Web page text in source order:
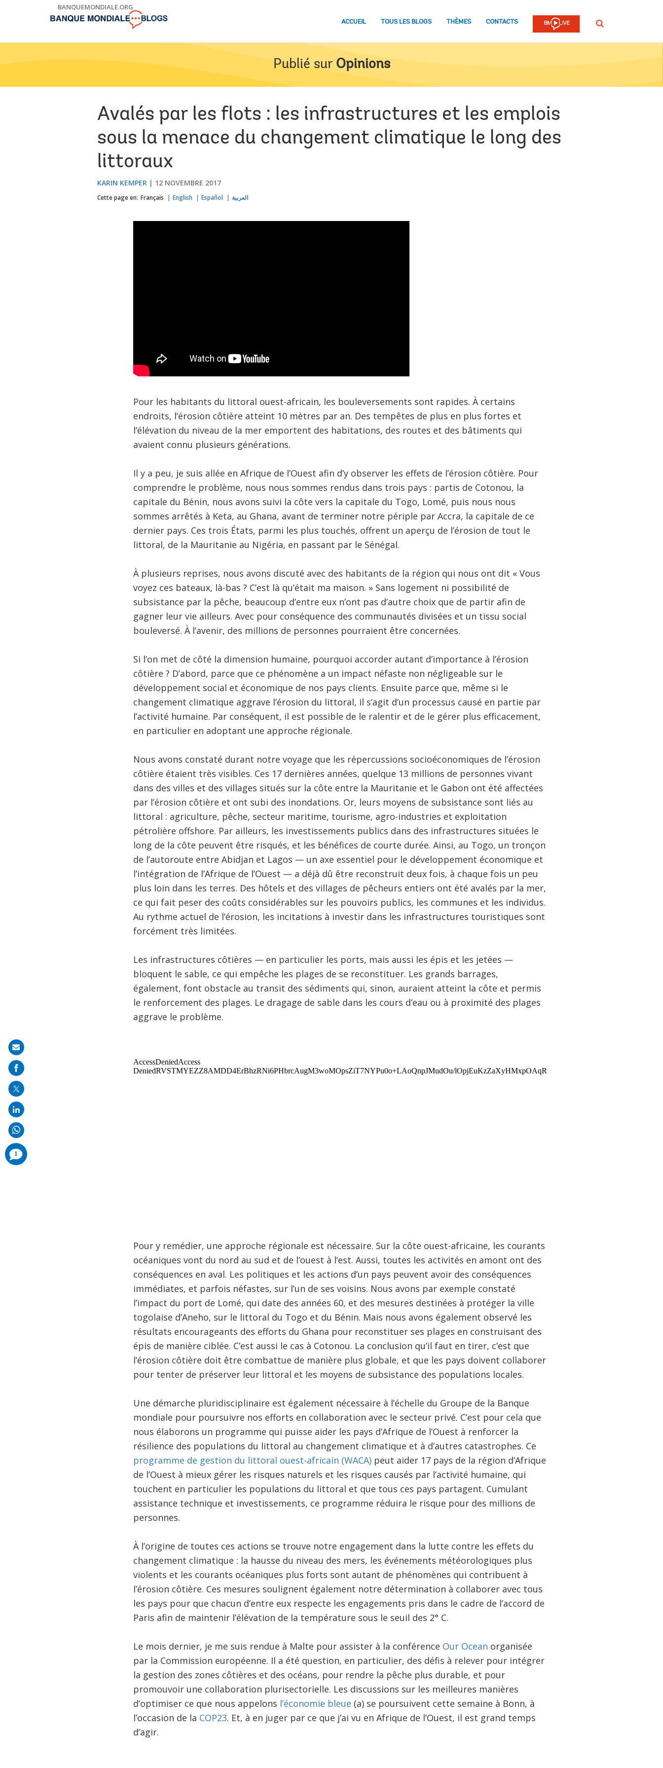
BANQUEMONDIALE.ORG
ACCUEIL TOUS LES BLOGS THÈMES CONTACTS Rechercher
Publié sur Opinions
Avalés par les flots : les infrastructures et les emplois
sous la menace du changement climatique le long des
littoraux
KARIN KEMPER 12 NOVEMBRE 2017
Cette page en: Français English Español العربية
Pour les habitants du littoral ouest-africain, les bouleversements sont rapides. À certains
endroits, l’érosion côtière atteint 10 mètres par an. Des tempêtes de plus en plus fortes et
l’élévation du niveau de la mer emportent des habitations, des routes et des bâtiments qui
avaient connu plusieurs générations.
Il y a peu, je suis allée en Afrique de l’Ouest afin d’y observer les effets de l’érosion côtière. Pour
comprendre le problème, nous nous sommes rendus dans trois pays : partis de Cotonou, la
capitale du Bénin, nous avons suivi la côte vers la capitale du Togo, Lomé, puis nous nous
sommes arrêtés à Keta, au Ghana, avant de terminer notre périple par Accra, la capitale de ce
dernier pays. Ces trois États, parmi les plus touchés, offrent un aperçu de l’érosion de tout le
littoral, de la Mauritanie au Nigéria, en passant par le Sénégal.
À plusieurs reprises, nous avons discuté avec des habitants de la région qui nous ont dit « Vous
voyez ces bateaux, là-bas ? C’est là qu’était ma maison. » Sans logement ni possibilité de
subsistance par la pêche, beaucoup d’entre eux n’ont pas d’autre choix que de partir afin de
gagner leur vie ailleurs. Avec pour conséquence des communautés divisées et un tissu social
bouleversé. À l’avenir, des millions de personnes pourraient être concernées.
Si l’on met de côté la dimension humaine, pourquoi accorder autant d’importance à l’érosion
côtière ? D’abord, parce que ce phénomène a un impact néfaste non négligeable sur le
développement social et économique de nos pays clients. Ensuite parce que, même si le
changement climatique aggrave l’érosion du littoral, il s’agit d’un processus causé en partie par
l’activité humaine. Par conséquent, il est possible de le ralentir et de le gérer plus efficacement,
en particulier en adoptant une approche régionale.
Nous avons constaté durant notre voyage que les répercussions socioéconomiques de l’érosion
côtière étaient très visibles. Ces 17 dernières années, quelque 13 millions de personnes vivant
dans des villes et des villages situés sur la côte entre la Mauritanie et le Gabon ont été affectées
par l’érosion côtière et ont subi des inondations. Or, leurs moyens de subsistance sont liés au
littoral : agriculture, pêche, secteur maritime, tourisme, agro-industries et exploitation
pétrolière offshore. Par ailleurs, les investissements publics dans des infrastructures situées le
long de la côte peuvent être risqués, et les bénéfices de courte durée. Ainsi, au Togo, un tronçon
de l’autoroute entre Abidjan et Lagos — un axe essentiel pour le développement économique et
l’intégration de l’Afrique de l’Ouest — a déjà dû être reconstruit deux fois, à chaque fois un peu
plus loin dans les terres. Des hôtels et des villages de pêcheurs entiers ont été avalés par la mer,
ce qui fait peser des coûts considérables sur les pouvoirs publics, les communes et les individus.
Au rythme actuel de l’érosion, les incitations à investir dans les infrastructures touristiques sont
forcément très limitées.
Les infrastructures côtières — en particulier les ports, mais aussi les épis et les jetées —
bloquent le sable, ce qui empêche les plages de se reconstituer. Les grands barrages,
également, font obstacle au transit des sédiments qui, sinon, auraient atteint la côte et permis
le renforcement des plages. Le dragage de sable dans les cours d’eau ou à proximité des plages
aggrave le problème.
Pour y remédier, une approche régionale est nécessaire. Sur la côte ouest-africaine, les courants
océaniques vont du nord au sud et de l’ouest à l’est. Aussi, toutes les activités en amont ont des
conséquences en aval. Les politiques et les actions d’un pays peuvent avoir des conséquences
immédiates, et parfois néfastes, sur l’un de ses voisins. Nous avons par exemple constaté
l’impact du port de Lomé, qui date des années 60, et des mesures destinées à protéger la ville
togolaise d’Aneho, sur le littoral du Togo et du Bénin. Mais nous avons également observé les
résultats encourageants des efforts du Ghana pour reconstituer ses plages en construisant des
épis de manière ciblée. C’est aussi le cas à Cotonou. La conclusion qu’il faut en tirer, c’est que
l’érosion côtière doit être combattue de manière plus globale, et que les pays doivent collaborer
pour tenter de préserver leur littoral et les moyens de subsistance des populations locales.
Une démarche pluridisciplinaire est également nécessaire à l’échelle du Groupe de la Banque
mondiale pour poursuivre nos efforts en collaboration avec le secteur privé. C’est pour cela que
nous élaborons un programme qui puisse aider les pays d’Afrique de l’Ouest à renforcer la
résilience des populations du littoral au changement climatique et à d’autres catastrophes. Ce
programme de gestion du littoral ouest-africain (WACA)peut aider 17 pays de la région d’Afrique
de l’Ouest à mieux gérer les risques naturels et les risques causés par l’activité humaine, qui
touchent en particulier les populations du littoral et que tous ces pays partagent. Cumulant
assistance technique et investissements, ce programme réduira le risque pour des millions de
personnes.
À l’origine de toutes ces actions se trouve notre engagement dans la lutte contre les effets du
changement climatique : la hausse du niveau des mers, les événements météorologiques plus
violents et les courants océaniques plus forts sont autant de phénomènes qui contribuent à
l’érosion côtière. Ces mesures soulignent également notre détermination à collaborer avec tous
les pays pour que chacun d’entre eux respecte les engagements pris dans le cadre de l’accord de
Paris afin de maintenir l’élévation de la température sous le seuil des 2° C.
Le mois dernier, je me suis rendue à Malte pour assister à la conférence Our Ocean organisée
par la Commission européenne. Il a été question, en particulier, des défis à relever pour intégrer
la gestion des zones côtières et des océans, pour rendre la pêche plus durable, et pour
promouvoir une collaboration plurisectorielle. Les discussions sur les meilleures manières
d’optimiser ce que nous appelons l’économie bleue (a) se poursuivent cette semaine à Bonn, à
l’occasion de la COP23. Et, à en juger par ce que j’ai vu en Afrique de l’Ouest, il est grand temps
d’agir.
Share
on
mail
1
comments
added